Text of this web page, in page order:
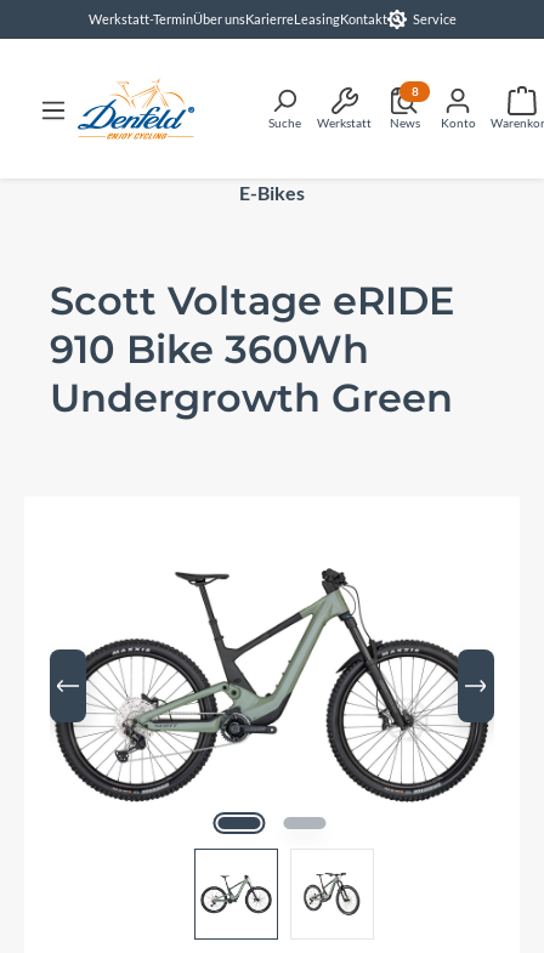
springenWerkstatt-TerminÜber unsKarierreLeasingKontakt Service
Suche Werkstatt News
8
Konto
E-Bikes
Scott Voltage eRIDE
910 Bike 360Wh
Undergrowth Green